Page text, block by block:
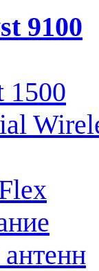
9100
1500